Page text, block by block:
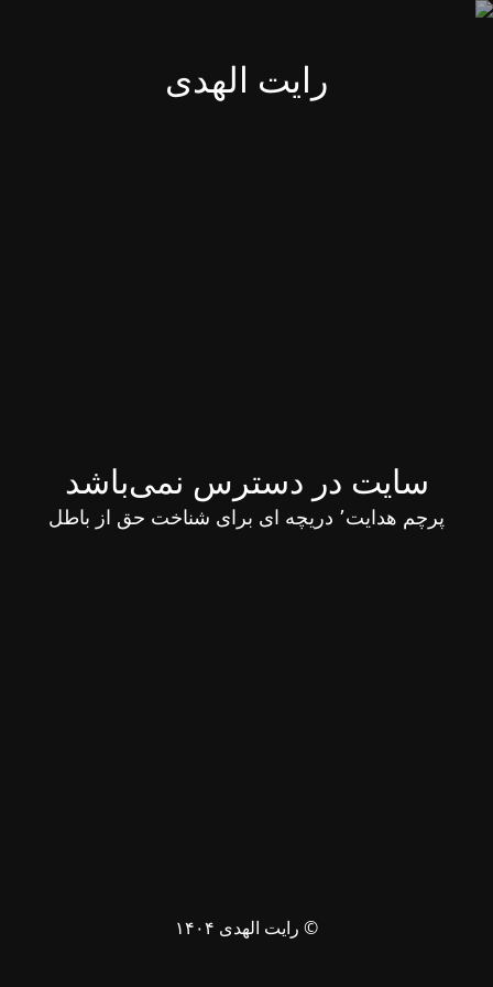
رایت الهدی
سایت در دسترس نمی‌باشد
پرچم هدایت٬ دریچه ای برای شناخت حق از باطل
© رایت الهدی ۱۴۰۴